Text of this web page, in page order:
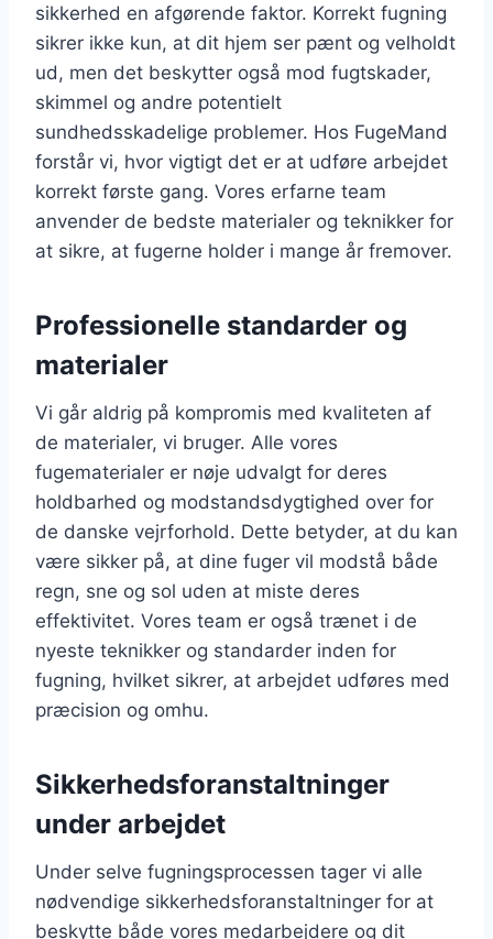
sikkerhed en afgørende faktor. Korrekt fugning
sikrer ikke kun, at dit hjem ser pænt og velholdt
ud, men det beskytter også mod fugtskader,
skimmel og andre potentielt
sundhedsskadelige problemer. Hos FugeMand
forstår vi, hvor vigtigt det er at udføre arbejdet
korrekt første gang. Vores erfarne team
anvender de bedste materialer og teknikker for
at sikre, at fugerne holder i mange år fremover.
Professionelle standarder og
materialer
Vi går aldrig på kompromis med kvaliteten af
de materialer, vi bruger. Alle vores
fugematerialer er nøje udvalgt for deres
holdbarhed og modstandsdygtighed over for
de danske vejrforhold. Dette betyder, at du kan
være sikker på, at dine fuger vil modstå både
regn, sne og sol uden at miste deres
effektivitet. Vores team er også trænet i de
nyeste teknikker og standarder inden for
fugning, hvilket sikrer, at arbejdet udføres med
præcision og omhu.
Sikkerhedsforanstaltninger
under arbejdet
Under selve fugningsprocessen tager vi alle
nødvendige sikkerhedsforanstaltninger for at
beskytte både vores medarbejdere og dit